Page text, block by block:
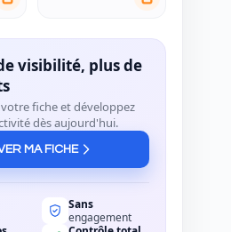
visibilité, plus de
fiche et développez
dès aujourd'hui.
MA FICHE
Sans
engagement